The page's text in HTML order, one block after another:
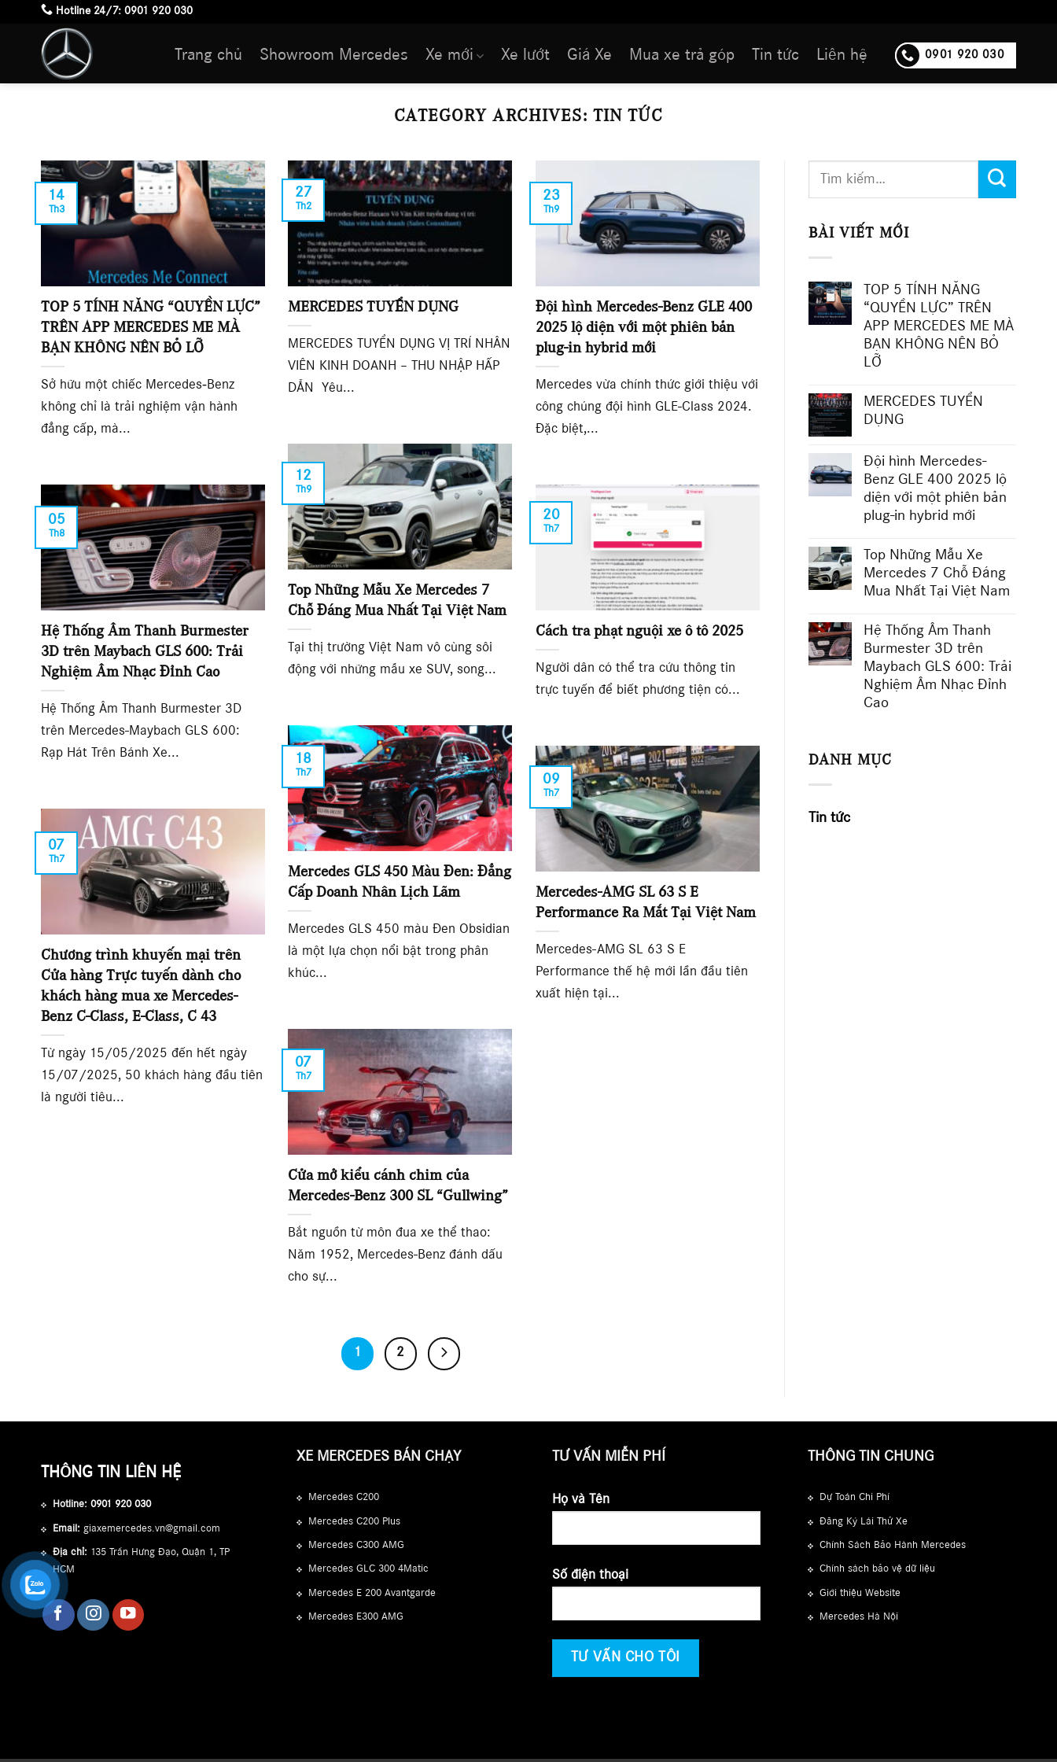
content
Hotline 24/7: 0901 920 030
Trang chủ Showroom Mercedes Xe mới Xe lướt Giá Xe Mua xe trả góp Tin tức Liên hệ 0901 920 030
CATEGORY ARCHIVES: TIN TỨC
TOP 5 TÍNH NĂNG “QUYỀN LỰC”
TRÊN APP MERCEDES ME MÀ
BẠN KHÔNG NÊN BỎ LỠ
Sở hữu một chiếc Mercedes‑Benz
không chỉ là trải nghiệm vận hành
đẳng cấp, mà...
14
Th3
MERCEDES TUYỂN DỤNG
MERCEDES TUYỂN DỤNG VỊ TRÍ NHÂN
VIÊN KINH DOANH – THU NHẬP HẤP
DẪN Yêu...
27
Th2
Đội hình Mercedes-Benz GLE 400
2025 lộ diện với một phiên bản
plug-in hybrid mới
Mercedes vừa chính thức giới thiệu với
công chúng đội hình GLE-Class 2024.
Đặc biệt,...
23
Th9
Top Những Mẫu Xe Mercedes 7
Chỗ Đáng Mua Nhất Tại Việt Nam
Tại thị trường Việt Nam vô cùng sôi
động với những mẫu xe SUV, song...
12
Th9
Hệ Thống Âm Thanh Burmester
3D trên Maybach GLS 600: Trải
Nghiệm Âm Nhạc Đỉnh Cao
Hệ Thống Âm Thanh Burmester 3D
trên Mercedes-Maybach GLS 600:
Rạp Hát Trên Bánh Xe...
05
Th8
Cách tra phạt nguội xe ô tô 2025
Người dân có thể tra cứu thông tin
trực tuyến để biết phương tiện có...
20
Th7
Mercedes GLS 450 Màu Đen: Đẳng
Cấp Doanh Nhân Lịch Lãm
Mercedes GLS 450 màu Đen Obsidian
là một lựa chọn nổi bật trong phân
khúc...
18
Th7
Mercedes-AMG SL 63 S E
Performance Ra Mắt Tại Việt Nam
Mercedes-AMG SL 63 S E
Performance thế hệ mới lần đầu tiên
xuất hiện tại...
09
Th7
Chương trình khuyến mại trên
Cửa hàng Trực tuyến dành cho
khách hàng mua xe Mercedes-
Benz C-Class, E-Class, C 43
Từ ngày 15/05/2025 đến hết ngày
15/07/2025, 50 khách hàng đầu tiên
là người tiêu...
07
Th7
Cửa mở kiểu cánh chim của
Mercedes-Benz 300 SL “Gullwing”
Bắt nguồn từ môn đua xe thể thao:
Năm 1952, Mercedes-Benz đánh dấu
cho sự...
07
Th7
1 2
BÀI VIẾT MỚI
TOP 5 TÍNH NĂNG
“QUYỀN LỰC” TRÊN
APP MERCEDES ME MÀ
BẠN KHÔNG NÊN BỎ
LỠ
MERCEDES TUYỂN
DỤNG
Đội hình Mercedes-
Benz GLE 400 2025 lộ
diện với một phiên bản
plug-in hybrid mới
Top Những Mẫu Xe
Mercedes 7 Chỗ Đáng
Mua Nhất Tại Việt Nam
Hệ Thống Âm Thanh
Burmester 3D trên
Maybach GLS 600: Trải
Nghiệm Âm Nhạc Đỉnh
Cao
DANH MỤC
Tin tức
THÔNG TIN LIÊN HỆ
Hotline: 0901 920 030
Email: giaxemercedes.vn@gmail.com
Địa chỉ: 135 Trần Hưng Đạo, Quận 1, TP
HCM
XE MERCEDES BÁN CHẠY
Mercedes C200
Mercedes C200 Plus
Mercedes C300 AMG
Mercedes GLC 300 4Matic
Mercedes E 200 Avantgarde
Mercedes E300 AMG
TƯ VẤN MIỄN PHÍ
Họ và Tên
Số điện thoại
THÔNG TIN CHUNG
Dự Toán Chi Phí
Đăng Ký Lái Thử Xe
Chính Sách Bảo Hành Mercedes
Chính sách bảo vệ dữ liệu
Giới thiệu Website
Mercedes Hà Nội